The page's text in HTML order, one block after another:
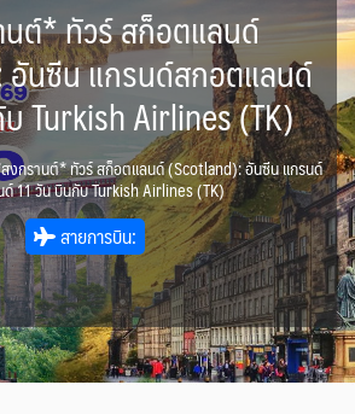
0
LKA ศรีลังกา + BGD บังคลา
เทศ
0
LKA ศรีลังกา 0
BTN ภูฏาน 2
KHM กัมพูชา 0
HKG ฮ่องกง - มาเก๊า 10
IDN อินโดนีเซีย 3
IRQ อิรัก 0
ISR อิสราเอล 0
JOR จอร์แดน 4
KORS เกาหลีใต้
สวิตเซอร์แลนด์ เยอรมนี
ฝรั่งเศส
1
1 แอลเบเนีย - Albania 0
Baltic บอลติก 4
ยุโรปราคาถูก
ออสเตรีย - Austria 3
2 BIH บอสเนีย & เฮอร์เซโกวีนา
1
BEL เบลเยี่ยม 0
CYP ไซปรัส 0
อเมริกากลาง 1
ARG อาร์เจนตินา 3
CAN แคนาดา 3
ECU เอกวาดอร์ 0
USA สหรัฐอเมริกา 6
บราซิล เปรู 3
อเมริกา แคนาดา 1
โรป 5 ทัวร์ ล่องเรือสำราญอลาสก้า
1
เมริกา ทัวร์ ล่องเรือสำราญเอเชีย 0
ทัวร์ ล่องเรือสำราญประเท
ศอื่นๆ
5
Africa นามิเบีย - Namibia
โมร็อคโค - Morocco 6
เคนย่า - Kenya 2
2 นิวซีแลนด์ - New Zealand
11
1 ขั้วโลกเหนือ 3
เกาะโบราโบร่า - Bora Bora
0
0 ออสเตรเลีย - Australia 18
ปลก 32 ลิเบีย - Libya 1
เลนไทน์ ล่องเรือดินเนอร์วันลอยกระทง
18
หม่ เรือรอบกลางวัน กทม. 2
ยา 9
14
มาชั้น /
นตัวทั่ว
ฯลฯ
บุฟเฟต์โรงแรม/ร้านอาหาร
ไทยบัสฟู้ดทัวร์ 1
off 0
0 แต่งชุดไทยถ่ายรูปวัดอรุณฯ
าลชมพลุ
3
ต์* ทัวร์ สก็อตแลนด์
นซีน แกรนด์สกอตแลนด์
Turkish Airlines (TK)
งกรานต์* ทัวร์ สก็อตแลนด์ (Scotland): อันซีน แกรนด์
11 วัน บินกับ Turkish Airlines (TK)
สายการบิน: